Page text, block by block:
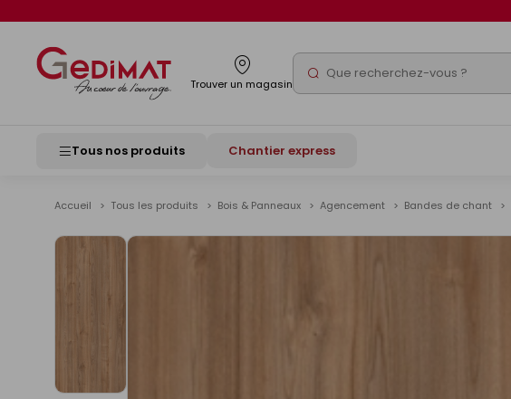
Trouver un magasin Rechercher
Tous nos produits Chantier express
Accueil Tous les produits Bois & Panneaux Agencement Bandes de chant
Voir